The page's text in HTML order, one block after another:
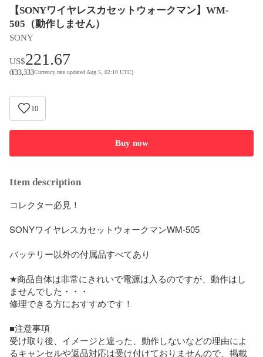
【SONYワイヤレスカセットウォークマン】WM-
505（動作しません）
SONY
US$221.67
(¥33,333Currency rate updated Aug 5, 02:10 UTC)
10
Buy now
Item description
コレクター必見！
SONYワイヤレスカセットウォークマンWM-505
バッテリー以外の付属品すべてあり
★商品自体は非常にきれいで電源は入るのですが、動作はし
ませんでした・・・
修理できる方におすすめです！
■注意事項
受け取り後、イメージと違った、動作しないなどの理由によ
るキャンセルや返品対応は受け付けておりませんので、掲載